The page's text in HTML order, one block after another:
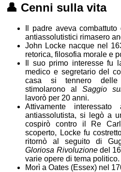
👤 Cenni sulla vita
Il padre aveva
antiassolutistici rimasero
John Locke nacque nel
retorica, filosofia morale e
Il suo primo interesse fu
medico e segretario del
casa si tennero delle
stimolarono alSaggio
lavorò per 20 anni.
Attivamente
antiassolutista, si legò a
cospirò contro il Re
scoperto, Locke fu
ritornò al seguito di
Gloriosa Rivoluzionedel
varie opere di tema politico.
Morì a Oates (Essex) nel